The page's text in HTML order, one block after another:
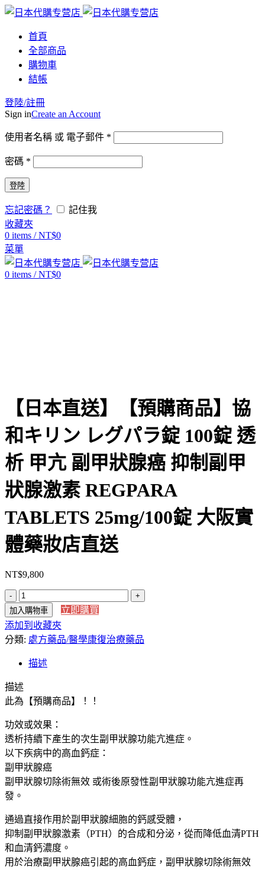
首頁
全部商品
購物車
結帳
登陸/註冊
Sign inCreate an Account
使用者名稱 或 電子郵件 *
密碼 *
登陸
忘記密碼？
記住我
收藏夾
0 items / NT$0
菜單
0 items / NT$0
【日本直送】【預購商品】協
和キリン レグパラ錠 100錠 透
析 甲亢 副甲狀腺癌 抑制副甲
狀腺激素 REGPARA
TABLETS 25mg/100錠 大阪實
體藥妝店直送
NT$9,800
【日
本
直
送】
購
商
品】
和
キ
リ
ン
レ
グ
ラ
錠
100
錠
加入購物車
立即購買
添加到收藏夾
分類: 處方藥品/醫學康復治療藥品
描述
描述
此為【預購商品】！！
功效或效果：
透析持續下產生的次生副甲狀腺功能亢進症。
以下疾病中的高血鈣症：
副甲狀腺癌
副甲狀腺切除術無效 或術後原發性副甲狀腺功能亢進症再
發。
通過直接作用於副甲狀腺細胞的鈣感受體，
抑制副甲狀腺激素（PTH）的合成和分泌，從而降低血清PTH
和血清鈣濃度。
用於治療副甲狀腺癌引起的高血鈣症，副甲狀腺切除術無效